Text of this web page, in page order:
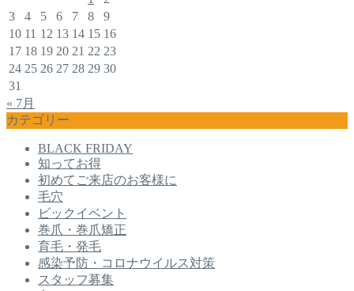
3
4 5 6 7 8
9
10 11 12 13 14 15 16
17 18 19 20 21 22 23
24 25 26 27 28 29 30
31
« 7月
カテゴリー
BLACK FRIDAY
知ってお得
初めてご来店のお客様に
毛穴
ビックイベント
巻爪・巻爪矯正
育毛・発毛
感染予防・コロナウイルス対策
スタッフ募集